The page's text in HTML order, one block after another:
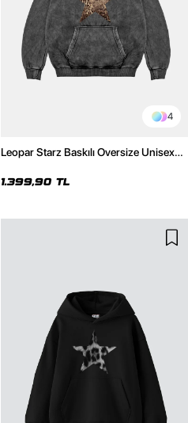
4
Leopar Starz Baskılı Oversize Unisex
1.399,90 TL